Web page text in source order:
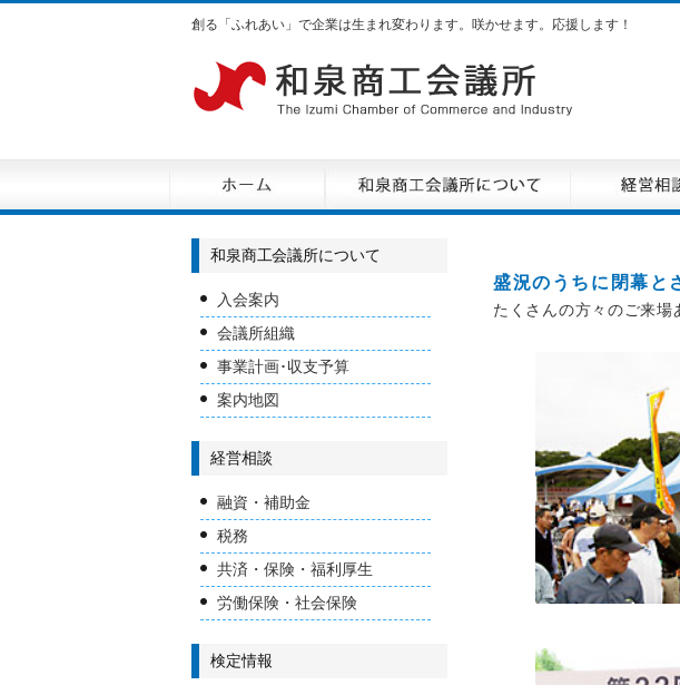
創る「ふれあい」で企業は生まれ変わります。咲かせます。応援します！
盛況のうちに閉幕と
たくさんの方々のご来場
和泉商工会議所について
入会案内
会議所組織
事業計画･収支予算
案内地図
経営相談
融資・補助金
税務
共済・保険・福利厚生
労働保険・社会保険
検定情報